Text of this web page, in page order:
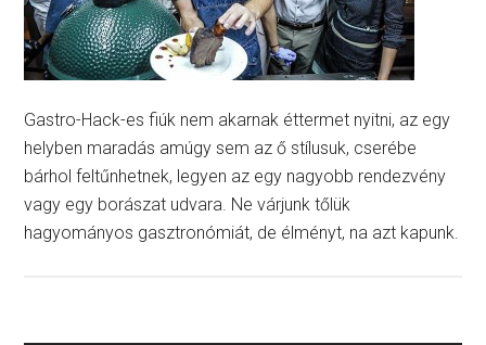
Gastro-Hack-es fiúk nem akarnak éttermet nyitni, az egy
helyben maradás amúgy sem az ő stílusuk, cserébe
bárhol feltűnhetnek, legyen az egy nagyobb rendezvény
vagy egy borászat udvara. Ne várjunk tőlük
hagyományos gasztronómiát, de élményt, na azt kapunk.